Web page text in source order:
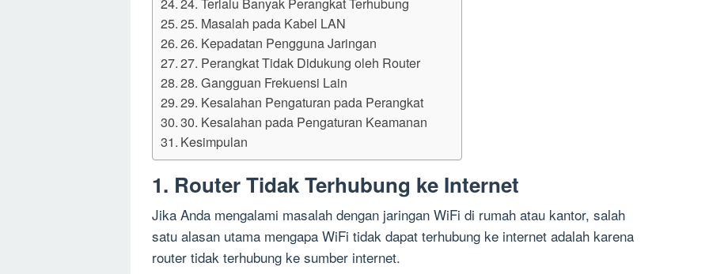
25. Masalah pada Kabel LAN
26. Kepadatan Pengguna Jaringan
27. Perangkat Tidak Didukung oleh Router
28. Gangguan Frekuensi Lain
29. Kesalahan Pengaturan pada Perangkat
30. Kesalahan pada Pengaturan Keamanan
Kesimpulan
1. Router Tidak Terhubung ke Internet
Jika Anda mengalami masalah dengan jaringan WiFi di rumah atau kantor, salah
satu alasan utama mengapa WiFi tidak dapat terhubung ke internet adalah karena
router tidak terhubung ke sumber internet.